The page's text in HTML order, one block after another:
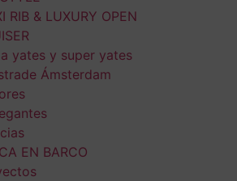
RIB & LUXURY OPEN
yates y super yates
Ámsterdam
EN BARCO